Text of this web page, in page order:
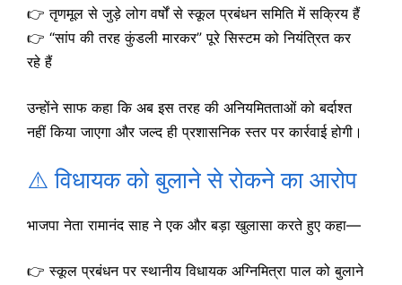
👉 तृणमूल से जुड़े लोग वर्षों से स्कूल प्रबंधन समिति में सक्रिय हैं
👉 “सांप की तरह कुंडली मारकर” पूरे सिस्टम को नियंत्रित कर
रहे हैं
उन्होंने साफ कहा कि अब इस तरह की अनियमितताओं को बर्दाश्त
नहीं किया जाएगा और जल्द ही प्रशासनिक स्तर पर कार्रवाई होगी।
⚠️ विधायक को बुलाने से रोकने का आरोप
भाजपा नेता रामानंद साह ने एक और बड़ा खुलासा करते हुए कहा—
👉 स्कूल प्रबंधन पर स्थानीय विधायक अग्निमित्रा पाल को बुलाने